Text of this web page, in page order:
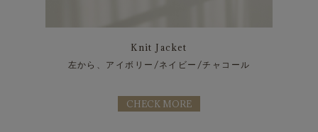
Knit Jacket
左から、アイボリー/ネイビー/チャコール
CHECK MORE